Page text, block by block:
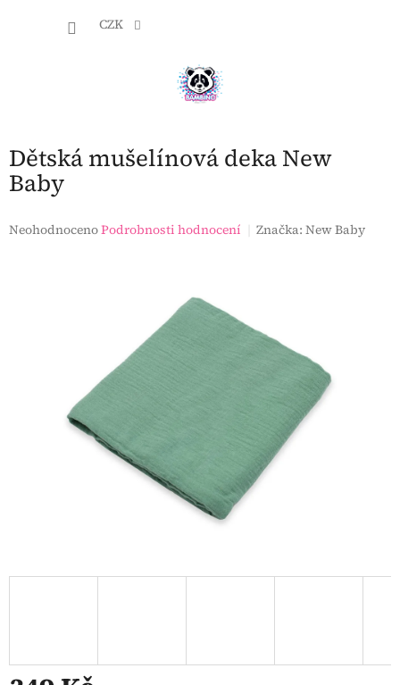
CZK
Dětská mušelínová deka New
Baby
Průměrné
NeohodnocenoPodrobnosti hodnocení Značka:New Baby